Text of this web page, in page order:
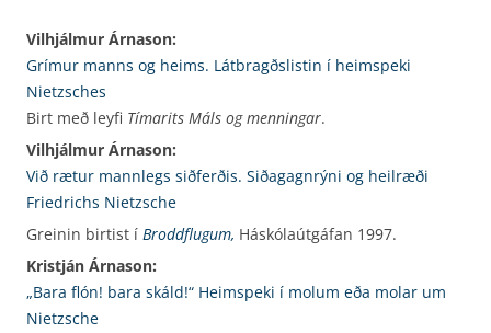
Vilhjálmur Árnason:
Grímur manns og heims. Látbragðslistin í heimspeki
Nietzsches
Birt með leyfi Tímarits Máls og menningar.
Vilhjálmur Árnason:
Við rætur mannlegs siðferðis. Siðagagnrýni og heilræði
Friedrichs Nietzsche
Greinin birtist í Broddflugum, Háskólaútgáfan 1997.
Kristján Árnason:
„Bara flón! bara skáld!“ Heimspeki í molum eða molar um
Nietzsche